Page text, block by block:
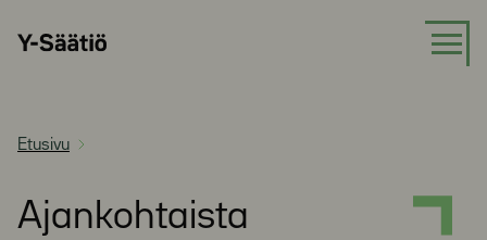
suoraan
Y-
Etusivu
Ajankohtaista